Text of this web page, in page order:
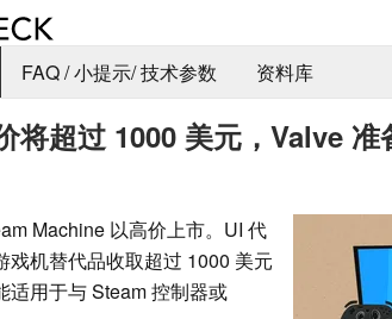
FAQ / 小提示/ 技术参数 资料库
将超过 1000 美元，Valve 准
Machine 以高价上市。UI 代
机替代品收取超过 1000 美元
适用于与 Steam 控制器或